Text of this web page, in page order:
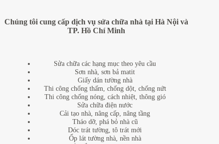
Chúng tôi cung cấp dịch vụ sửa chữa nhà tại Hà Nội và
TP. Hồ Chí Minh
Sửa chữa các hạng mục theo yêu cầu
Sơn nhà, sơn bả matit
Giấy dán tường nhà
Thi công chống thấm, chống dột, chống nứt
Thi công chống nóng, cách nhiệt, thông gió
Sửa chữa điện nước
Cải tạo nhà, nâng cấp, nâng tầng
Tháo dỡ, phá bỏ nhà cũ
Dóc trát tường, tô trát mới
Ốp lát tường nhà, nền nhà